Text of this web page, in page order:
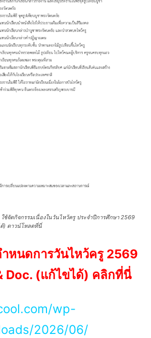
ช้จัดกิจกรรมเนื่องในวันไหว้ครู ประจำปีการศึกษา 2569
) ดาวน์โหลดที่นี่
หนดการวันไหว้ครู 2569
Doc. (แก้ไขได้) คลิกที่นี่
wp-
2026/06/